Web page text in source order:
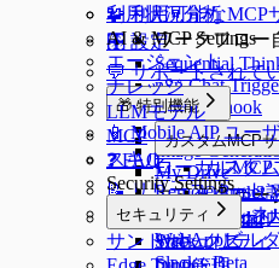
🧩 利用可能なMCP
ワークフロー
Sequential
n8n Chat
n8n Webhook
Dify API
Image
My Drive
コミュニケー
Google Gmail
Slack
Slack - Beta
🎛️ 設定
💬 サポートされて
🎁 特別機能
カスタムMCP
カスタ
OAuth2
OAuth2
ローカルMCP
Remote Preset
エッジトンネ
WebAppビル
📱 Mobile AIP ユー
❓ FAQ
📝 リリースノート
🔒 セキュリティポ
利用状況分析
AI & MCP Settings
エージェント
ナレッジ
LLMモデル
MCP
スキル
Security Settings
セキュリティ
セキュリティ
サンドボックス